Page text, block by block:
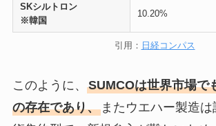
SKシルトロン
※韓国
10.20%
引用： 日経コンパス
このように、 SUMCOは世界市場で
の存在であり、またウエハー製造